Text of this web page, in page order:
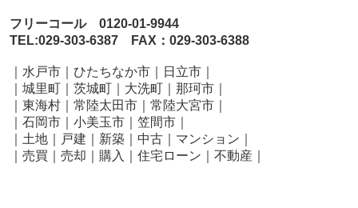
フリーコール 0120-01-9944
TEL:029-303-6387 FAX：029-303-6388
｜水戸市｜ひたちなか市｜日立市｜
｜城里町｜茨城町｜大洗町｜那珂市｜
｜東海村｜常陸太田市｜常陸大宮市｜
｜石岡市｜小美玉市｜笠間市｜
｜土地｜戸建｜新築｜中古｜マンション｜
｜売買｜売却｜購入｜住宅ローン｜不動産｜